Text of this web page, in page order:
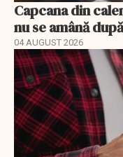
Capcana din
nu se amână
04 AUGUST 2026